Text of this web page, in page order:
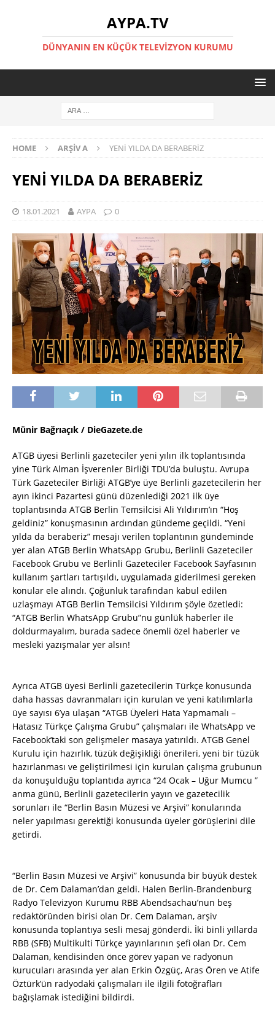
AYPA.TV
DÜNYANIN EN KÜÇÜK TELEVIZYON KURUMU
HOME ARŞIV A YENİ YILDA DA BERABERİZ
YENİ YILDA DA BERABERİZ
18.01.2021 AYPA 0
Münir Bağrıaçık / DieGazete.de
ATGB üyesi Berlinli gazeteciler yeni yılın ilk toplantısında
yine Türk Alman İşverenler Birliği TDU’da buluştu. Avrupa
Türk Gazeteciler Birliği ATGB’ye üye Berlinli gazetecilerin her
ayın ikinci Pazartesi günü düzenlediği 2021 ilk üye
toplantısında ATGB Berlin Temsilcisi Ali Yıldırım’ın “Hoş
geldiniz” konuşmasının ardından gündeme geçildi. “Yeni
yılda da beraberiz” mesajı verilen toplantının gündeminde
yer alan ATGB Berlin WhatsApp Grubu, Berlinli Gazeteciler
Facebook Grubu ve Berlinli Gazeteciler Facebook Sayfasının
kullanım şartları tartışıldı, uygulamada giderilmesi gereken
konular ele alındı. Çoğunluk tarafından kabul edilen
uzlaşmayı ATGB Berlin Temsilcisi Yıldırım şöyle özetledi:
“ATGB Berlin WhatsApp Grubu”nu günlük haberler ile
doldurmayalım, burada sadece önemli özel haberler ve
mesleki yazışmalar yer alsın!
Ayrıca ATGB üyesi Berlinli gazetecilerin Türkçe konusunda
daha hassas davranmaları için kurulan ve yeni katılımlarla
üye sayısı 6’ya ulaşan “ATGB Üyeleri Hata Yapmamalı –
Hatasız Türkçe Çalışma Grubu” çalışmaları ile WhatsApp ve
Facebook’taki son gelişmeler masaya yatırıldı. ATGB Genel
Kurulu için hazırlık, tüzük değişikliği önerileri, yeni bir tüzük
hazırlanması ve geliştirilmesi için kurulan çalışma grubunun
da konuşulduğu toplantıda ayrıca “24 Ocak – Uğur Mumcu ”
anma günü, Berlinli gazetecilerin yayın ve gazetecilik
sorunları ile “Berlin Basın Müzesi ve Arşivi” konularında
neler yapılması gerektiği konusunda üyeler görüşlerini dile
getirdi.
“Berlin Basın Müzesi ve Arşivi” konusunda bir büyük destek
de Dr. Cem Dalaman’dan geldi. Halen Berlin-Brandenburg
Radyo Televizyon Kurumu RBB Abendsachau’nun beş
redaktöründen birisi olan Dr. Cem Dalaman, arşiv
konusunda toplantıya sesli mesaj gönderdi. İki binli yıllarda
RBB (SFB) Multikulti Türkçe yayınlarının şefi olan Dr. Cem
Dalaman, kendisinden önce görev yapan ve radyonun
kurucuları arasında yer alan Erkin Özgüç, Aras Ören ve Atife
Öztürk’ün radyodaki çalışmaları ile ilgili fotoğrafları
bağışlamak istediğini bildirdi.